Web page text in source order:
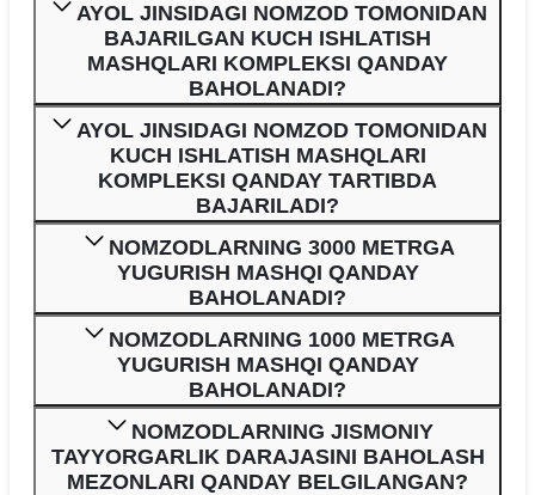
AYOL JINSIDAGI NOMZOD TOMONIDAN
BAJARILGAN KUCH ISHLATISH
MASHQLARI KOMPLEKSI QANDAY
BAHOLANADI?
AYOL JINSIDAGI NOMZOD TOMONIDAN
KUCH ISHLATISH MASHQLARI
KOMPLEKSI QANDAY TARTIBDA
BAJARILADI?
NOMZODLARNING 3000 METRGA
YUGURISH MASHQI QANDAY
BAHOLANADI?
NOMZODLARNING 1000 METRGA
YUGURISH MASHQI QANDAY
BAHOLANADI?
NOMZODLARNING JISMONIY
TAYYORGARLIK DARAJASINI BAHOLASH
MEZONLARI QANDAY BELGILANGAN?